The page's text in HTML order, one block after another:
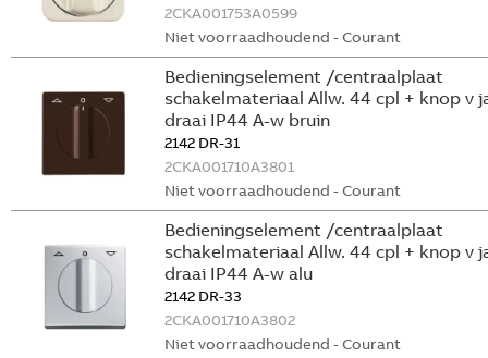
2CKA001753A0599
Niet voorraadhoudend - Courant
Bedieningselement /centraalplaat
schakelmateriaal Allw. 44 cpl + knop v
draai IP44 A-w bruin
2142 DR-31
2CKA001710A3801
Niet voorraadhoudend - Courant
Bedieningselement /centraalplaat
schakelmateriaal Allw. 44 cpl + knop v
draai IP44 A-w alu
2142 DR-33
2CKA001710A3802
Niet voorraadhoudend - Courant